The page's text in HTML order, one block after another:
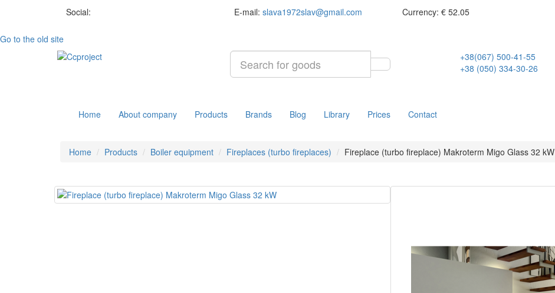
Social: E-mail: slava1972slav@gmail.com Currency: € 52.05
Go to the old site
+38(067) 500-41-55
+38 (050) 334-30-26
Home About company Products Brands Blog Library Prices Contact
Home Products Boiler equipment Fireplaces (turbo fireplaces) Fireplace (turbo fireplace) Makroterm Migo Glass 32 kW
Product Code: 19-4915664
Makroterm (Макротерм)